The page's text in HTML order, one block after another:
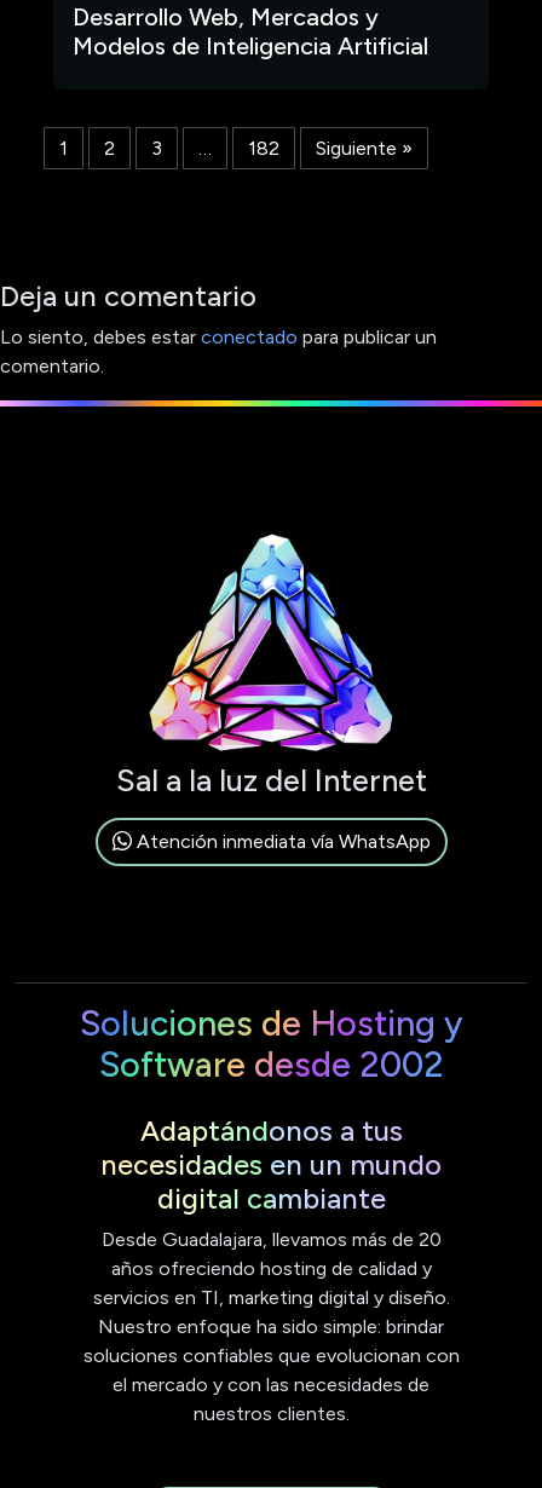
Desarrollo Web, Mercados y
Modelos de Inteligencia Artificial
1 2 3 … 182 Siguiente »
Deja un comentario
Lo siento, debes estar conectado para publicar un
comentario.
Sal a la luz del Internet
Atención inmediata vía WhatsApp
Soluciones de Hosting y
Software desde 2002
Adaptándonos a tus
necesidades en un mundo
digital cambiante
Desde Guadalajara, llevamos más de 20
años ofreciendo hosting de calidad y
servicios en TI, marketing digital y diseño.
Nuestro enfoque ha sido simple: brindar
soluciones confiables que evolucionan con
el mercado y con las necesidades de
nuestros clientes.